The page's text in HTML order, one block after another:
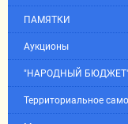
ПАМЯТКИ
Аукционы
"НАРОДНЫЙ
Территориальное